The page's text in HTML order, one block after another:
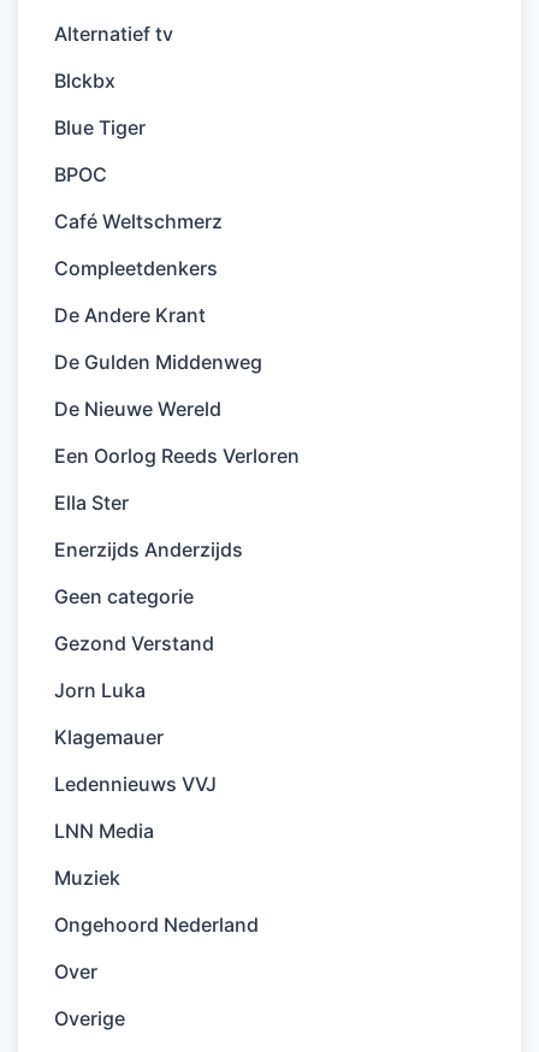
Alternatief tv
Blckbx
Blue Tiger
BPOC
Café Weltschmerz
Compleetdenkers
De Andere Krant
De Gulden Middenweg
De Nieuwe Wereld
Een Oorlog Reeds Verloren
Ella Ster
Enerzijds Anderzijds
Geen categorie
Gezond Verstand
Jorn Luka
Klagemauer
Ledennieuws VVJ
LNN Media
Muziek
Ongehoord Nederland
Over
Overige